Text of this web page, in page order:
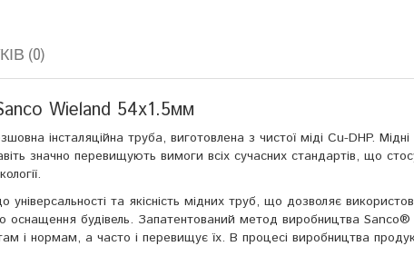
(0)
Wieland 54х1.5мм
інсталяційна труба, виготовлена ​​з чистої міді Cu-DHP. Мідні
значно перевищують вимоги всіх сучасних стандартів, що
та якісність мідних труб, що дозволяє
оснащення будівель. Запатентований метод виробництва Sanco®
і нормам, а часто і перевищує їх. В процесі виробництва